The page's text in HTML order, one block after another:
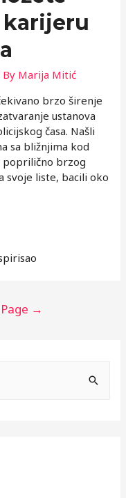
Marija Mitić
brzo širenje
ustanova
časa. Našli
sa bližnjima kod
poprilično brzog
svoje liste, bacili oko
→